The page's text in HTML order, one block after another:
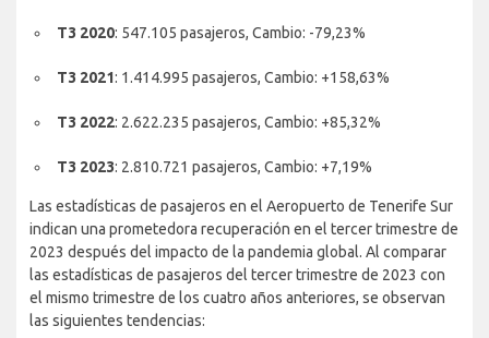
T3 2020: 547.105 pasajeros, Cambio: -79,23%
T3 2021: 1.414.995 pasajeros, Cambio: +158,63%
T3 2022: 2.622.235 pasajeros, Cambio: +85,32%
T3 2023: 2.810.721 pasajeros, Cambio: +7,19%
Las estadísticas de pasajeros en el Aeropuerto de Tenerife Sur
indican una prometedora recuperación en el tercer trimestre de
2023 después del impacto de la pandemia global. Al comparar
las estadísticas de pasajeros del tercer trimestre de 2023 con
el mismo trimestre de los cuatro años anteriores, se observan
las siguientes tendencias: